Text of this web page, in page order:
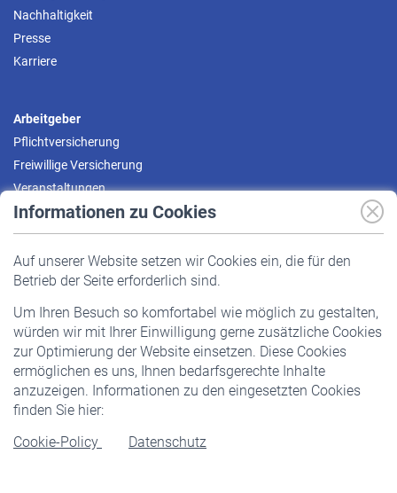
Informationen zu Cookies
Auf unserer Website setzen wir Cookies ein, die für den
Betrieb der Seite erforderlich sind.
Um Ihren Besuch so komfortabel wie möglich zu gestalten,
würden wir mit Ihrer Einwilligung gerne zusätzliche Cookies
zur Optimierung der Website einsetzen. Diese Cookies
ermöglichen es uns, Ihnen bedarfsgerechte Inhalte
anzuzeigen. Informationen zu den eingesetzten Cookies
finden Sie hier:
Cookie-Policy
Datenschutz
Nachhaltigkeit
Presse
Karriere
Arbeitgeber
Pflichtversicherung
Freiwillige Versicherung
Veranstaltungen
Pflichtversicherung
Staatliche Förderung
Veranstaltungen
Rentner
Rentenbeginn
Rente beantragen